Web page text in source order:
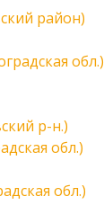
район)
обл.)
р-н.)
обл.)
обл.)